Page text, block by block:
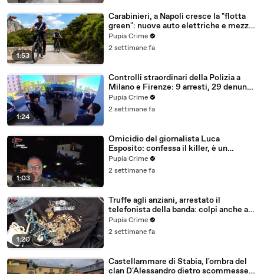
1:53
Carabinieri, a Napoli cresce la "flotta
green": nuove auto elettriche e mezzi
sostenibili anche sulle isole (25.07.26)
Pupia Crime
2 settimane fa
1:24
Controlli straordinari della Polizia a
Milano e Firenze: 9 arresti, 29 denunce
e oltre 7mila persone identificate
(25.07.26)
Pupia Crime
2 settimane fa
1:03
Omicidio del giornalista Luca
Esposito: confessa il killer, è un
26enne tunisino (25.07.26)
Pupia Crime
2 settimane fa
1:20
Truffe agli anziani, arrestato il
telefonista della banda: colpi anche ad
Aversa, oltre 300mila euro il bottino
stimato (24.07.26)
Pupia Crime
2 settimane fa
Castellammare di Stabia, l'ombra del
clan D'Alessandro dietro scommesse